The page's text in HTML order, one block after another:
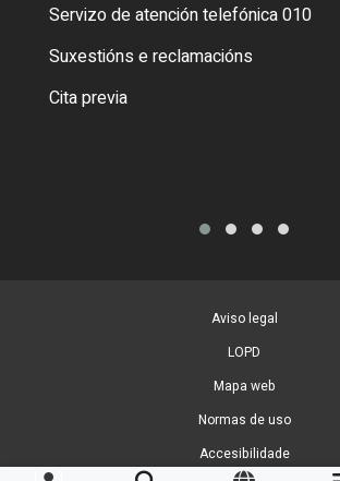
Servizo de atención telefónica 010
Suxestións e reclamacións
Cita previa
Aviso legal
LOPD
Mapa web
Normas de uso
Accesibilidade